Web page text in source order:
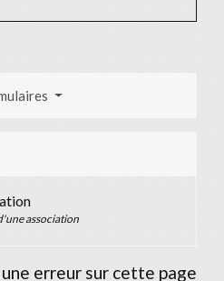
association
erreur sur cette page